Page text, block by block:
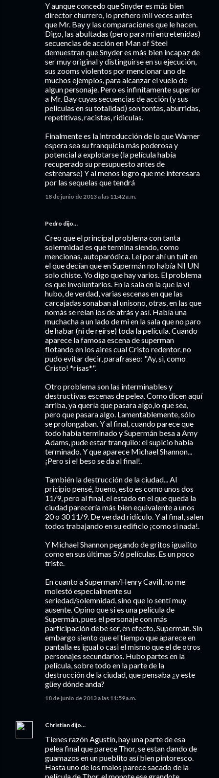
Y aunque concedo que Snyder es más bien
director churrero, lo prefiero mil veces antes
que Mr. Bay y las comparaciones que le hacen.
Digo, las abultadas (pero para mi entretenidas)
secuencias de acción en Man of Steel
demuestran que Snyder es más bien incapaz de
ser muy original y distinguirse en su ejecución,
sus zooms violentos por mencionar uno de
muchos ejemplos, para alcanzar el vuelo de
algun personaje. Pero es infinitamente superior
a Mr. Bay cuyas secuencias de acción (y sus
películas en su totalidad) son tontas, aburridas,
repetitivas, racistas, ridiculas.
Finalmente es la introducción de lo que Warner
espera sea su franquicia más poderosa y
potencial a explotarse (la película había
recuperado su presupuesto antes de
estrenarse) Y al menos logro que me interesara
por las sequelas que tendrá
18 de junio de 2013 a las 11:42 a.m.
Pedro dijo…
Creo que el principal problema con tanta
solemnidad es que termina siendo, como
mencionas, autoparódica. Leí por ahí un tuit en
el que decían que en Supermán no había NI UN
solo chiste. Yo digo que hay varios. El problema
es que involuntarios. En la sala en la que la vi
hubo, de verdad, varias escenas en que las
carcajadas sonaban al unisono, otras, en las que
nomás se reían los de atrás y así. Había una
muchacha a un lado de mi en la sala que no paro
de habar (ni de reírse) toda la película. Cuando
aparece la famosa escena de superman
flotando en los aires cual Cristo redentor, no
pudo evitar decir, parafraseo: "Ay, si, como
Cristo! *risas*".
Otro problema son las interminables y
destructivas escenas de pelea. Como dicen aquí
arriba, ya quería que pasara algo,lo que sea,
pero que pasara algo. Lamentablemente, sólo
se prolongaban. Y al final, cuando parece que
todo había terminado y Supermán besa a Amy
Adams, pude estar tranquilo: el suplcio había
terminado. Y que aparece Michael Shannon...
¡Pero si el beso se da al final!.
También la destrucción de la ciudad... Al
pricipio pensé, bueno, esto es como unos dos
11/9, pero al final, el estado en el que queda la
ciudad parecería más bien equivalente a unos
20 o 30 11/9. De verdad ridículo. Y al final, salen
todos trabajando en su edificio ¡como si nada!.
Y Michael Shannon pegando de gritos igualito
como en sus últimas 5/6 películas. Es un poco
triste.
En cuanto a Superman/Henry Cavill, no me
molestó especialmente su
seriedad/solemnidad, sino que lo sentí muy
ausente. Opino que si es una película de
Supermán, pues el personaje con más
participación debe ser, en efecto, Supermán. Sin
embargo siento que el tiempo que aparece en
pantalla es igual o casi el mismo que el de otros
personajes secundarios. Hubo partes en la
película, sobre todo en la parte de la
destrucción de la ciudad, que pensaba ¿y este
güey dónde anda?
18 de junio de 2013 a las 11:59 a.m.
Christian dijo…
Tienes razón Agustín, hay una parte de esa
pelea final que parece Thor, se estan dando de
guamazos en un pueblito así bien pintoresco.
Hasta uno de los malos parece sacado de la